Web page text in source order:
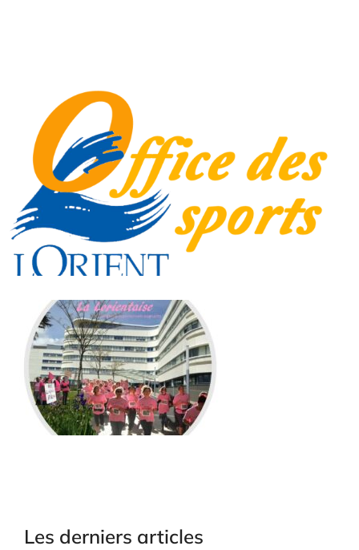
Les derniers articles